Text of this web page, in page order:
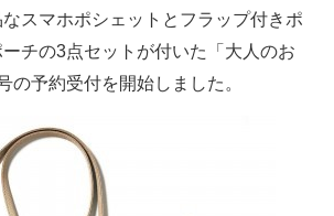
車・バイク
食品・飲料・お酒
合ページ
スマホポシェットとフラップ付きポ
チの3点セットが付いた「大人のお
の予約受付を開始しました。